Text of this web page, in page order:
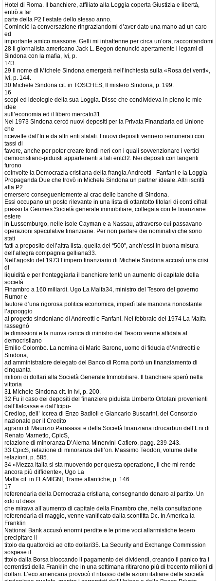
Hotel di Roma. Il banchiere, affiliato alla Loggia coperta Giustizia e libertà,
entrò a far
parte della P2 l’estate dello stesso anno.
Cominciò la conversazione ringraziandomi d’aver dato una mano ad un caro
ed
importante amico massone. Gelli mi intrattenne per circa un’ora, raccontandomi
28 Il giornalista americano Jack L. Begon denunciò apertamente i legami di
Sindona con la mafia, Ivi, p.
143.
29 Il nome di Michele Sindona emergerà nell’inchiesta sulla «Rosa dei venti»,
Ivi, p. 144.
30 Michele Sindona cit. in TOSCHES, Il mistero Sindona, p. 199.
16
scopi ed ideologie della sua Loggia. Disse che condivideva in pieno le mie
idee
sull’economia ed il libero mercato31.
Nel 1973 Sindona cercò nuovi depositi per la Privata Finanziaria ed Unione
che
ricevette dall’Iri e da altri enti statali. I nuovi depositi vennero remunerati con
tassi di
favore, anche per poter creare fondi neri con i quali sovvenzionare i vertici
democristiano-piduisti appartenenti a tali enti32. Nei depositi con tangenti
furono
coinvolte la Democrazia cristiana della frangia Andreotti - Fanfani e la Loggia
Propaganda Due che trovò in Michele Sindona un partner ideale. Altri iscritti
alla P2
emersero conseguentemente al crac delle banche di Sindona.
Essi occupano un posto rilevante in una lista di ottantotto titolari di conti cifrati
presso la Geomes Società generale immobiliare, collegata con le finanziarie
estere
in Lussemburgo, nelle isole Cayman e a Nassau, attraverso cui passavano
operazioni speculative finanziarie. Per non parlare dei nominativi che sono
stati
fatti a proposito dell’altra lista, quella dei “500”, anch’essi in buona misura
dell’allegra compagnia gelliana33.
Nell’agosto del 1973 l’impero finanziario di Michele Sindona accusò una crisi
di
liquidità e per fronteggiarla il banchiere tentò un aumento di capitale della
società
Finambro a 160 miliardi. Ugo La Malfa34, ministro del Tesoro del governo
Rumor e
fautore d’una rigorosa politica economica, impedì tale manovra nonostante
l’appoggio
al progetto sindoniano di Andreotti e Fanfani. Nel febbraio del 1974 La Malfa
rassegnò
le dimissioni e la nuova carica di ministro del Tesoro venne affidata al
democristiano
Emilio Colombo. La nomina di Mario Barone, uomo di fiducia d’Andreotti e
Sindona,
ad amministratore delegato del Banco di Roma portò un finanziamento di
cinquanta
milioni di dollari alla Società Generale Immobiliare. Il banchiere sperò nella
vittoria
31 Michele Sindona cit. in Ivi, p. 200.
32 Fu il caso dei depositi del finanziere piduista Umberto Ortolani provenienti
dall’Italcasse e dall’Icipu-
Crediop, dell’ Iccrea di Enzo Badioli e Giancarlo Buscarini, del Consorzio
nazionale per il Credito
agrario di Maurizio Parasassi e della Società finanziaria idrocarburi dell’Eni di
Renato Marnetto, CpicS,
relazione di minoranza D’Alema-Minervini-Cafiero, pagg. 239-243.
33 CpicS, relazione di minoranza dell’on. Massimo Teodori, volume delle
relazioni, p. 585.
34 «Mezza Italia si sta muovendo per questa operazione, il che mi rende
ancora più diffidente», Ugo La
Malfa cit. in FLAMIGNI, Trame atlantiche, p. 146.
17
referendaria della Democrazia cristiana, consegnando denaro al partito. Un
«do ut des»
che mirava all’aumento di capitale della Finambro che, nella consultazione
referendaria di maggio, venne vanificato dalla sconfitta Dc. In America la
Franklin
National Bank accusò enormi perdite e le prime voci allarmistiche fecero
precipitare il
titolo da quattordici ad otto dollari35. La Security and Exchange Commission
sospese il
titolo dalla Borsa bloccando il pagamento dei dividendi, creando il panico tra i
correntisti della Franklin che in una settimana ritirarono più di trecento milioni di
dollari. L’eco americana provocò il ribasso delle azioni italiane delle società